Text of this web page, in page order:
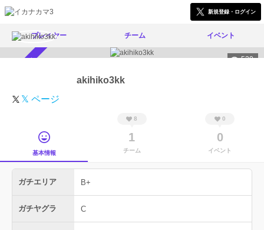
新規登録・ログイン
プレイヤー チーム イベント
520
akihiko3kk
𝕏 ページ
基本情報
8
1
チーム
0
0
イベント
ガチエリア B+
ガチヤグラ C